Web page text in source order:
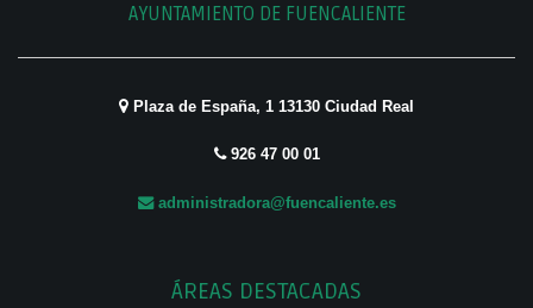
AYUNTAMIENTO DE FUENCALIENTE
Plaza de España, 1 13130 Ciudad Real
926 47 00 01
administradora@fuencaliente.es
ÁREAS DESTACADAS